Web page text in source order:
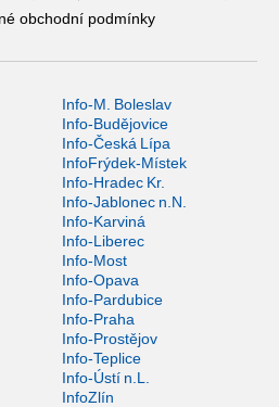
obchodní podmínky
Info-M. Boleslav
Info-Budějovice
Info-Česká Lípa
InfoFrýdek-Místek
Info-Hradec Kr.
Info-Jablonec n.N.
Info-Karviná
Info-Liberec
Info-Most
Info-Opava
Info-Pardubice
Info-Praha
Info-Prostějov
Info-Teplice
Info-Ústí n.L.
InfoZlín